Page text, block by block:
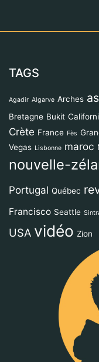
TAGS
Agadir Algarve Arches
Bretagne Bukit
Crète France Fès
Vegas Lisbonne maroc
nouvelle-
Portugal Québec
Francisco Seattle
USA vidéo Zion